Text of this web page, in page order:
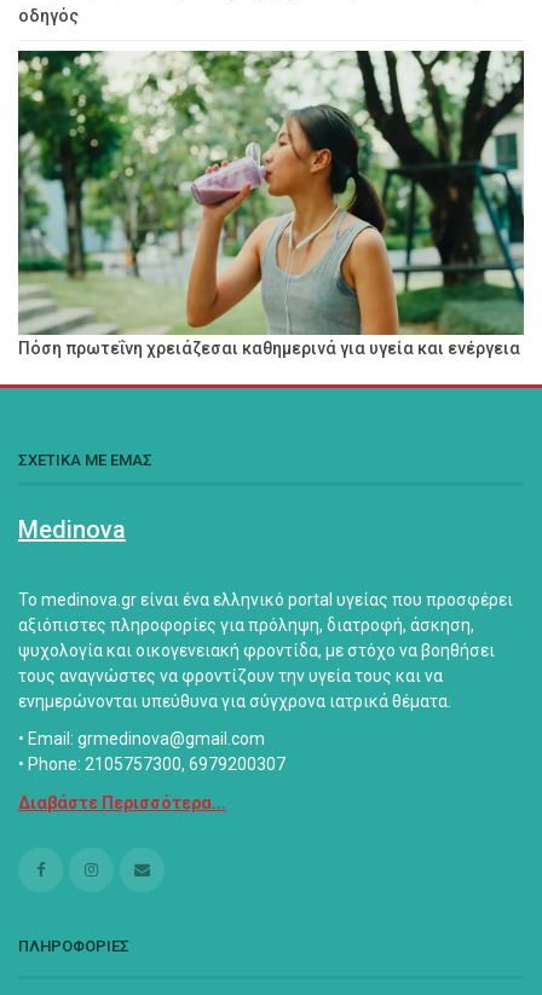
οδηγός
Πόση πρωτεΐνη χρειάζεσαι καθημερινά για υγεία και ενέργεια
ΣΧΕΤΙΚΑ ΜΕ ΕΜΑΣ
Medinova
Το medinova.gr είναι ένα ελληνικό portal υγείας που προσφέρει
αξιόπιστες πληροφορίες για πρόληψη, διατροφή, άσκηση,
ψυχολογία και οικογενειακή φροντίδα, με στόχο να βοηθήσει
τους αναγνώστες να φροντίζουν την υγεία τους και να
ενημερώνονται υπεύθυνα για σύγχρονα ιατρικά θέματα.
• Email: grmedinova@gmail.com
• Phone: 2105757300, 6979200307
Διαβάστε Περισσότερα...
ΠΛΗΡΟΦΟΡΙΕΣ